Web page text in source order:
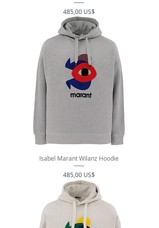
Precio
485,00 US$
Isabel Marant Wilanz Hoodie
Precio
485,00 US$